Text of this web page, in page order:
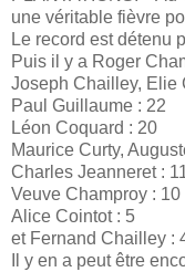
une véritable fièvre
Le record est détenu
Puis il y a Roger
Joseph Chailley, Elie
Paul Guillaume : 22
Léon Coquard : 20
Maurice Curty,
Charles Jeanneret :
Veuve Champroy : 10
Alice Cointot : 5
et Fernand Chailley :
Il y en a peut être